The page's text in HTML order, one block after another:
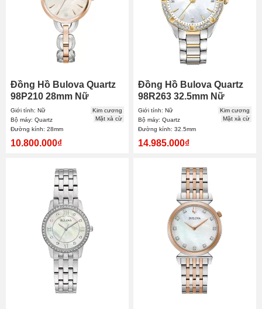
Đồng Hồ Bulova Quartz
98P210 28mm Nữ
Giới tính: Nữ
Bộ máy: Quartz
Đường kính: 28mm
Kim cương
Mặt xà cừ
10.800.000₫
Đồng Hồ Bulova Quartz
98R263 32.5mm Nữ
Giới tính: Nữ
Bộ máy: Quartz
Đường kính: 32.5mm
Kim cương
Mặt xà cừ
14.985.000₫